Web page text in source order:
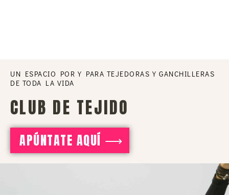
UN ESPACIO POR Y PARA TEJEDORAS Y GANCHILLERAS
DE TODA LA VIDA
CLUB DE TEJIDO
APÚNTATE AQUÍ ⟶